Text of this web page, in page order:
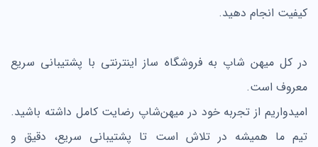
کیفیت انجام دهید.
در کل میهن شاپ به فروشگاه ساز اینترنتی با پشتیبانی سریع
معروف است.
امیدواریم از تجربه خود در میهن‌شاپ رضایت کامل داشته باشید.
تیم ما همیشه در تلاش است تا پشتیبانی سریع، دقیق و